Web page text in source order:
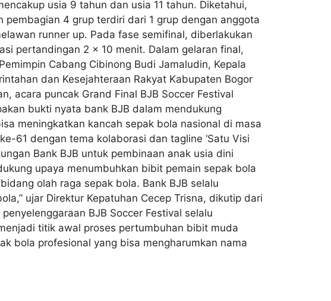
usia 9 tahun dan usia 11 tahun. Diketahui,
4 grup terdiri dari 1 grup dengan anggota
runner up. Pada fase semifinal, diberlakukan
pertandingan 2 x 10 menit. Dalam gelaran final,
Cabang Cibinong Budi Jamaludin, Kepala
dan Kesejahteraan Rakyat Kabupaten Bogor
acara puncak Grand Final BJB Soccer Festival
bukti nyata bank BJB dalam mendukung
meningkatkan kancah sepak bola nasional di masa
61 dengan tema kolaborasi dan tagline ‘Satu Visi
Bank BJB untuk pembinaan anak usia dini
upaya menumbuhkan bibit pemain sepak bola
olah raga sepak bola. Bank BJB selalu
ujar Direktur Kepatuhan Cecep Trisna, dikutip dari
BJB Soccer Festival selalu
titik awal proses pertumbuhan bibit muda
bola profesional yang bisa mengharumkan nama